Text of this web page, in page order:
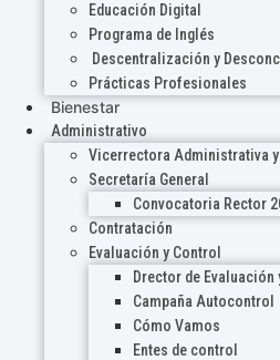
Educación Digital
Programa de Inglés
Descentralización y
Prácticas Profesionales
Bienestar
Administrativo
Vicerrectora Administrativa
Secretaría General
Convocatoria Rector
Contratación
Evaluación y Control
Drector de Evaluación
Campaña Autocontrol
Cómo Vamos
Entes de control